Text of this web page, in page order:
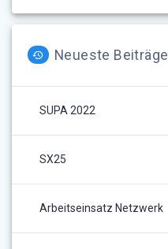
Neueste Beiträge
SUPA 2022
SX25
Arbeitseinsatz Netzwerk